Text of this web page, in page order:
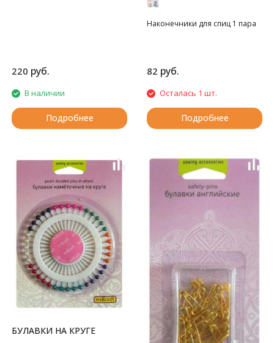
220 руб.
В наличии
Подробнее
Наконечники для спиц 1 пара
82 руб.
Осталась 1 шт.
Подробнее
БУЛАВКИ НА КРУГЕ